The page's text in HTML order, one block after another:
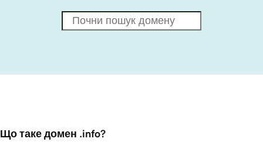
Що таке домен .info?